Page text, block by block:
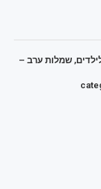
שמלות ערב –